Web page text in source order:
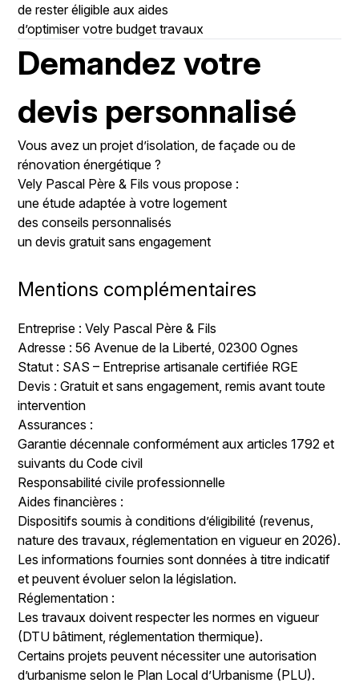
de rester éligible aux aides
d’optimiser votre budget travaux
Demandez votre
devis personnalisé
Vous avez un projet d’isolation, de façade ou de
rénovation énergétique ?
Vely Pascal Père & Fils vous propose :
une étude adaptée à votre logement
des conseils personnalisés
un devis gratuit sans engagement
Mentions complémentaires
Entreprise : Vely Pascal Père & Fils
Adresse : 56 Avenue de la Liberté, 02300 Ognes
Statut : SAS – Entreprise artisanale certifiée RGE
Devis : Gratuit et sans engagement, remis avant toute
intervention
Assurances :
Garantie décennale conformément aux articles 1792 et
suivants du Code civil
Responsabilité civile professionnelle
Aides financières :
Dispositifs soumis à conditions d’éligibilité (revenus,
nature des travaux, réglementation en vigueur en 2026).
Les informations fournies sont données à titre indicatif
et peuvent évoluer selon la législation.
Réglementation :
Les travaux doivent respecter les normes en vigueur
(DTU bâtiment, réglementation thermique).
Certains projets peuvent nécessiter une autorisation
d’urbanisme selon le Plan Local d’Urbanisme (PLU).